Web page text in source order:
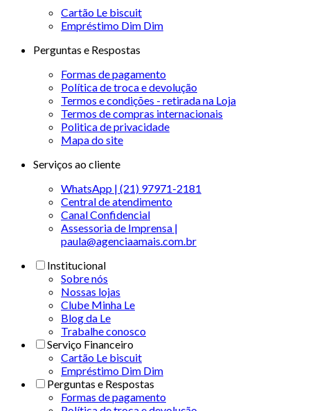
Cartão Le biscuit
Empréstimo Dim Dim
Perguntas e Respostas
Formas de pagamento
Política de troca e devolução
Termos e condições - retirada na Loja
Termos de compras internacionais
Politica de privacidade
Mapa do site
Serviços ao cliente
WhatsApp | (21) 97971-2181
Central de atendimento
Canal Confidencial
Assessoria de Imprensa |
paula@agenciaamais.com.br
Institucional
Sobre nós
Nossas lojas
Clube Minha Le
Blog da Le
Trabalhe conosco
Serviço Financeiro
Cartão Le biscuit
Empréstimo Dim Dim
Perguntas e Respostas
Formas de pagamento